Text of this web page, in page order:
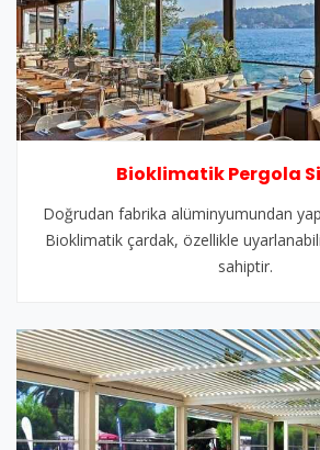
Bioklimatik Pergola
Doğrudan fabrika alüminyumundan
Bioklimatik çardak, özellikle
sahiptir.